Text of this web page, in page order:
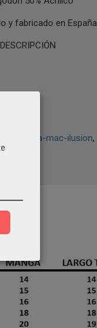
y fabricado en España
chaqueta-mac-ilusion